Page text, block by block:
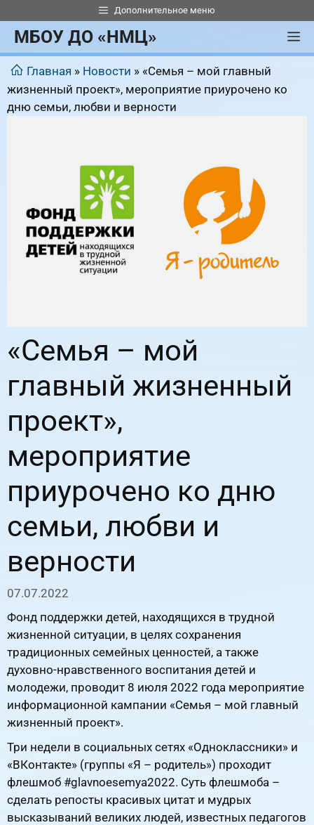
к
содержимому
Дополнительное меню
МБОУ ДО «НМЦ»
Главная » Новости » «Семья – мой главный
жизненный проект», мероприятие приурочено ко
дню семьи, любви и верности
«Семья – мой
главный жизненный
проект»,
мероприятие
приурочено ко дню
семьи, любви и
верности
07.07.2022
Фонд поддержки детей, находящихся в трудной
жизненной ситуации, в целях сохранения
традиционных семейных ценностей, а также
духовно-нравственного воспитания детей и
молодежи, проводит 8 июля 2022 года мероприятие
информационной кампании «Семья – мой главный
жизненный проект».
Три недели в социальных сетях «Одноклассники» и
«ВКонтакте» (группы «Я – родитель») проходит
флешмоб #glavnoesemya2022. Суть флешмоба –
сделать репосты красивых цитат и мудрых
высказываний великих людей, известных педагогов